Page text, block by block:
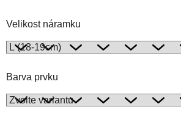
Velikost náramku
Barva prvku